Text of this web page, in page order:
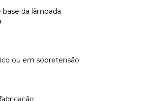
da lâmpada
ou em sobretensão